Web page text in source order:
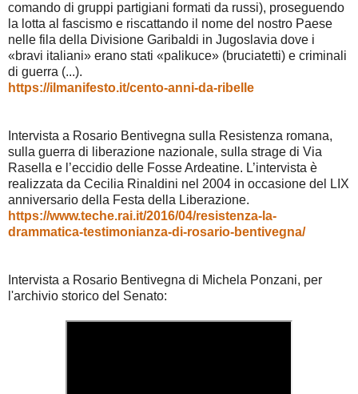
comando di gruppi partigiani formati da russi), proseguendo
la lotta al fascismo e riscattando il nome del nostro Paese
nelle fila della Divisione Garibaldi in Jugoslavia dove i
«bravi italiani» erano stati «palikuce» (bruciatetti) e criminali
di guerra (...).
https://ilmanifesto.it/cento-anni-da-ribelle
Intervista a Rosario Bentivegna sulla Resistenza romana,
sulla guerra di liberazione nazionale, sulla strage di Via
Rasella e l’eccidio delle Fosse Ardeatine. L’intervista è
realizzata da Cecilia Rinaldini nel 2004 in occasione del LIX
anniversario della Festa della Liberazione.
https://www.teche.rai.it/2016/04/resistenza-la-
drammatica-testimonianza-di-rosario-bentivegna/
Intervista a Rosario Bentivegna di Michela Ponzani, per
l'archivio storico del Senato: